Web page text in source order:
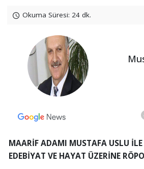
Okuma Süresi: 24 dk.
MAARİF ADAMI MUSTAFA USLU İLE
EDEBİYAT VE HAYAT ÜZERİNE